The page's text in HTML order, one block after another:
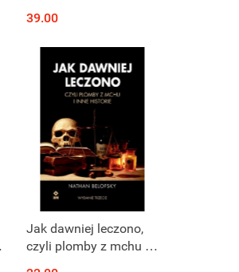
39.00
Produkt niedostępny
Jak dawniej leczono,
czyli plomby z mchu i